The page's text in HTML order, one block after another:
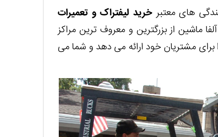
های معتبرخرید لیفتراک و تعمیرات
ماشین از بزرگترین و معروف ترین مراکز
مشتریان خود ارائه می دهد و شما می